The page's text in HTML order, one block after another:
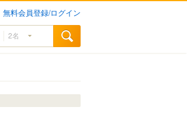
無料会員登録/ログイン